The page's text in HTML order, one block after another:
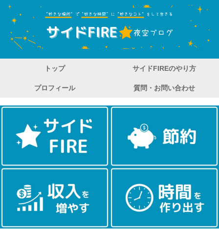
トップ サイドFIREのやり方
プロフィール 質問・お問い合わせ